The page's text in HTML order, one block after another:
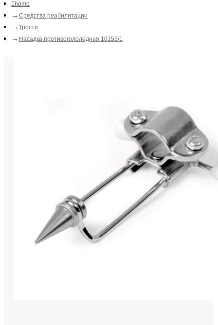
home
Средства реабилитации
Трости
Насадка противогололедная 10155/1